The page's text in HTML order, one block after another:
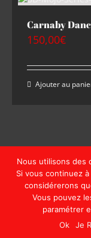
Carnaby
150,00€
Ajouter au
Copyright ©
Nous utilisons des
Si vous continuez
considérerons
Vous pouvez
paramétrer
Ok
Je